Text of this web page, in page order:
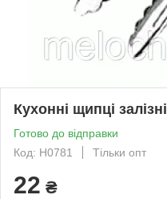
Кухонні щипці залізні
Готово до відправки
Код: Н0781
Тільки опт
22 ₴